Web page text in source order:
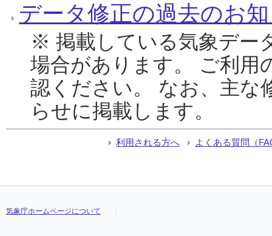
データ修正の過去のお
※ 掲載している気象デー
場合があります。 ご利用
認ください。 なお、主な
らせに掲載します。
利用される方へ よくある質問（
気象庁ホームページについて